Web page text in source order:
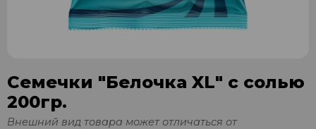
Семечки "Белочка XL" с солью
200гр.
Внешний вид товара может отличаться от